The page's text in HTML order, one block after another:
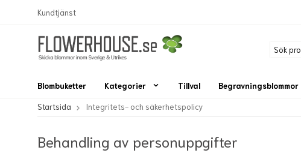
Kundtjänst
Blombuketter Kategorier Tillval Begravningsblommor
Startsida Integritets- och säkerhetspolicy
Behandling av personuppgifter